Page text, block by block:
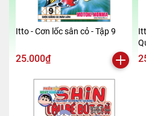
Itto - Cơn lốc sân cỏ - Tập 9
25.000₫